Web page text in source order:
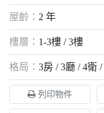
屋齡： 2 年
樓層： 1-3樓 / 3樓
格局： 3房 3廳 4衛
列印物件